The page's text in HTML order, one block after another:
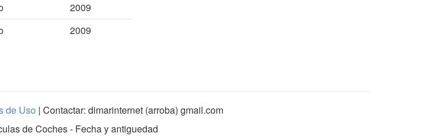
2009
2009
de Uso | Contactar: dimarinternet (arroba) gmail.com
de Coches - Fecha y antiguedad